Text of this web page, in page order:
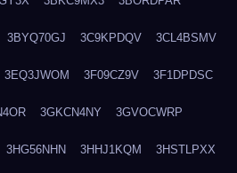
3BYQ70GJ 3C9KPDQV 3CL4BSMV
3EQ3JWOM 3F09CZ9V 3F1DPDSC
3GKCN4NY 3GVOCWRP
3HG56NHN 3HHJ1KQM 3HSTLPXX